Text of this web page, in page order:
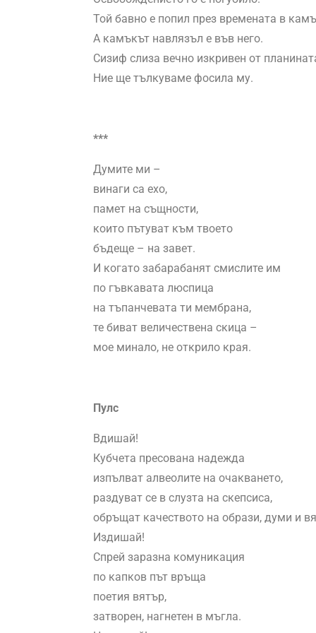
Той бавно е попил през времената в
А камъкът навлязъл е във него.
Сизиф слиза вечно изкривен от
Ние ще тълкуваме фосила му.
***
Думите ми –
винаги са ехо,
памет на същности,
които пътуват към твоето
бъдеще – на завет.
И когато забарабанят смислите им
по гъвкавата люспица
на тъпанчевата ти мембрана,
те биват величествена скица –
мое минало, не открило края.
Пулс
Вдишай!
Кубчета пресована надежда
изпълват алвеолите на очакването,
раздуват се в слузта на скепсиса,
обръщат качеството на образи, думи и
Издишай!
Спрей заразна комуникация
по капков път връща
поетия вятър,
затворен, нагнетен в мъгла.